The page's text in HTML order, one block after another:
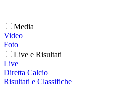
Media
Video
Foto
Live e Risultati
Live
Diretta Calcio
Risultati e Classifiche